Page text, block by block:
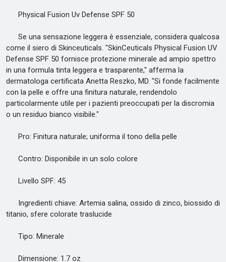
Physical Fusion Uv Defense SPF 50
Se una sensazione leggera è essenziale, considera qualcosa
come il siero di Skinceuticals. "SkinCeuticals Physical Fusion UV
Defense SPF 50 fornisce protezione minerale ad ampio spettro
in una formula tinta leggera e trasparente," afferma la
dermatologa certificata Anetta Reszko, MD. "Si fonde facilmente
con la pelle e offre una finitura naturale, rendendolo
particolarmente utile per i pazienti preoccupati per la discromia
o un residuo bianco visibile."
Pro: Finitura naturale; uniforma il tono della pelle
Contro: Disponibile in un solo colore
Livello SPF: 45
Ingredienti chiave: Artemia salina, ossido di zinco, biossido di
titanio, sfere colorate traslucide
Tipo: Minerale
Dimensione: 1.7 oz